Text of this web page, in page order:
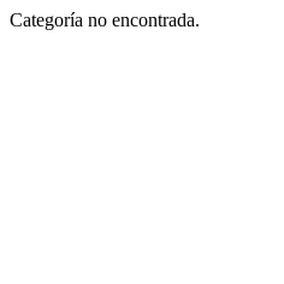
Categoría no encontrada.